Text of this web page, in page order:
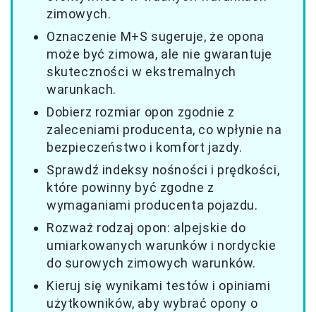
zimowych.
Oznaczenie M+S sugeruje, że opona
może być zimowa, ale nie gwarantuje
skuteczności w ekstremalnych
warunkach.
Dobierz rozmiar opon zgodnie z
zaleceniami producenta, co wpłynie na
bezpieczeństwo i komfort jazdy.
Sprawdź indeksy nośności i prędkości,
które powinny być zgodne z
wymaganiami producenta pojazdu.
Rozważ rodzaj opon: alpejskie do
umiarkowanych warunków i nordyckie
do surowych zimowych warunków.
Kieruj się wynikami testów i opiniami
użytkowników, aby wybrać opony o